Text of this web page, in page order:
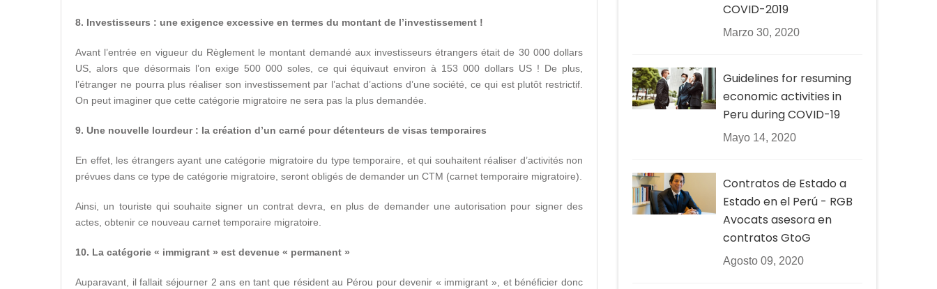
8. Investisseurs : une exigence excessive en termes du montant de l’investissement !
Avant l’entrée en vigueur du Règlement le montant demandé aux investisseurs étrangers était de 30 000 dollars
US, alors que désormais l’on exige 500 000 soles, ce qui équivaut environ à 153 000 dollars US ! De plus,
l’étranger ne pourra plus réaliser son investissement par l’achat d’actions d’une société, ce qui est plutôt restrictif.
On peut imaginer que cette catégorie migratoire ne sera pas la plus demandée.
9. Une nouvelle lourdeur : la création d’un carné pour détenteurs de visas temporaires
En effet, les étrangers ayant une catégorie migratoire du type temporaire, et qui souhaitent réaliser d’activités non
prévues dans ce type de catégorie migratoire, seront obligés de demander un CTM (carnet temporaire migratoire).
Ainsi, un touriste qui souhaite signer un contrat devra, en plus de demander une autorisation pour signer des
actes, obtenir ce nouveau carnet temporaire migratoire.
10. La catégorie « immigrant » est devenue « permanent »
Auparavant, il fallait séjourner 2 ans en tant que résident au Pérou pour devenir « immigrant », et bénéficier donc
COVID-2019
Marzo 30, 2020
Guidelines for resuming
economic activities in
Peru during COVID-19
Mayo 14, 2020
Contratos de Estado a
Estado en el Perú - RGB
Avocats asesora en
contratos GtoG
Agosto 09, 2020